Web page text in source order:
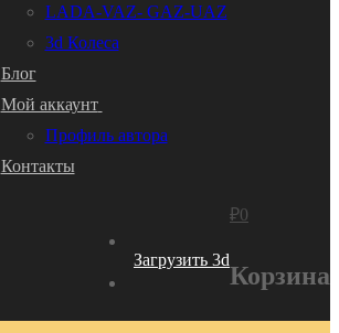
LADA-VAZ- GAZ-UAZ
3d Колеса
Блог
Мой аккаунт
Профиль автора
Контакты
Загрузить 3d
₽0
Корзина